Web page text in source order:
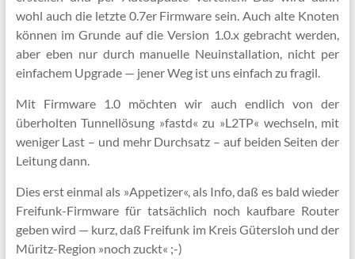
wohl auch die letzte 0.7er Firmware sein. Auch alte Knoten
können im Grunde auf die Version 1.0.x gebracht werden,
aber eben nur durch manuelle Neuinstallation, nicht per
einfachem Upgrade — jener Weg ist uns einfach zu fragil.
Mit Firmware 1.0 möchten wir auch endlich von der
überholten Tunnellösung »fastd« zu »L2TP« wechseln, mit
weniger Last – und mehr Durchsatz – auf beiden Seiten der
Leitung dann.
Dies erst einmal als »Appetizer«, als Info, daß es bald wieder
Freifunk-Firmware für tatsächlich noch kaufbare Router
geben wird — kurz, daß Freifunk im Kreis Gütersloh und der
Müritz-Region »noch zuckt« ;-)